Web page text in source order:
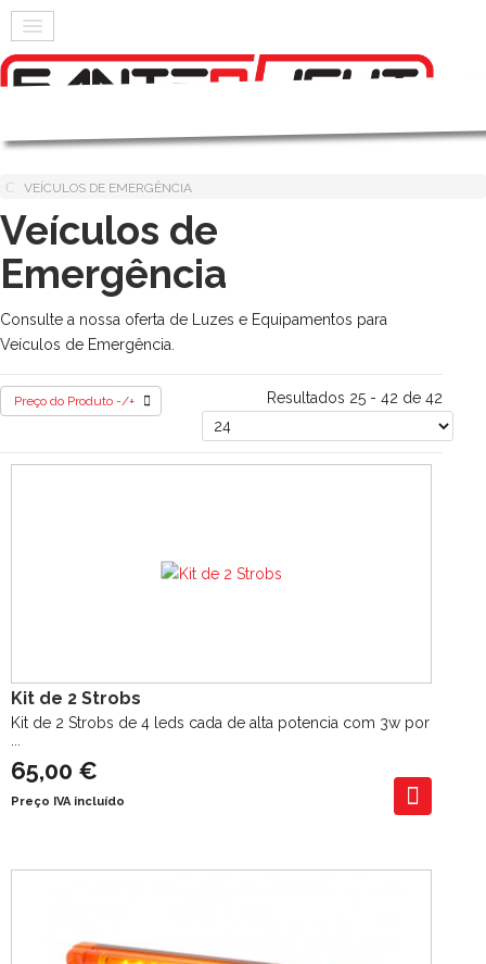
VEÍCULOS DE EMERGÊNCIA
Veículos de
Emergência
Consulte a nossa oferta de Luzes e Equipamentos para
Veículos de Emergência.
Preço do Produto -/+ Resultados 25 - 42 de 42
Kit de 2 Strobs
Kit de 2 Strobs de 4 leds cada de alta potencia com 3w por
...
65,00 €
Preço IVA incluído